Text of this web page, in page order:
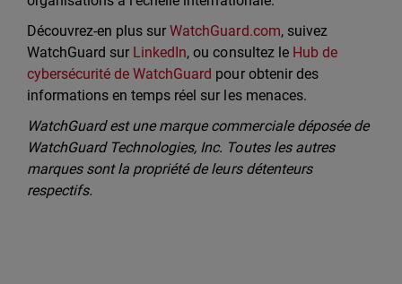
Découvrez-en plus surWatchGuard.com, suivez
WatchGuard sur LinkedIn, ou consultez le Hub de
cybersécurité de WatchGuard pour obtenir des
informations en temps réel sur les menaces.
WatchGuard est une marque commerciale déposée de
WatchGuard Technologies, Inc. Toutes les autres
marques sont la propriété de leurs détenteurs
respectifs.